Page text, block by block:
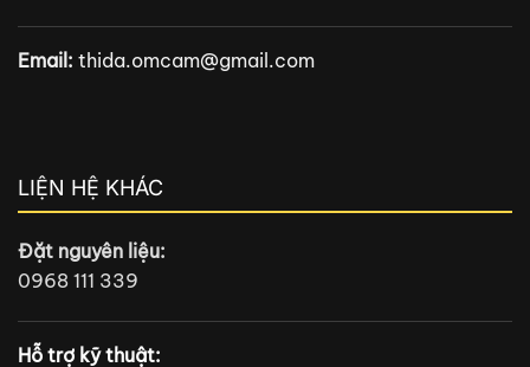
Email: thida.omcam@gmail.com
LIỆN HỆ KHÁC
Đặt nguyên liệu:
0968 111 339
Hỗ trợ kỹ thuật: